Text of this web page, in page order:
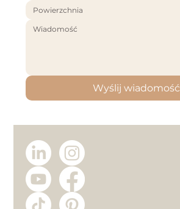
Wyślij wiadomość